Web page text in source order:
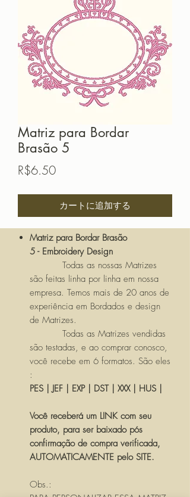
Matriz para Bordar
Brasão 5
R$6.50価
カートに追加する
Matriz para Bordar Brasão
5 - Embroidery Design
Todas as nossas Matrizes
são feitas linha por linha em nossa
empresa. Temos mais de 20 anos de
experiência em Bordados e design
de Matrizes.
Todas as Matrizes vendidas
são testadas, e ao comprar conosco,
você recebe em 6 formatos. São eles
:
PES | JEF | EXP | DST | XXX | HUS |
Você receberá um LINK com seu
produto, para ser baixado pós
confirmação de compra verificada,
AUTOMATICAMENTE pelo SITE.
Obs.: